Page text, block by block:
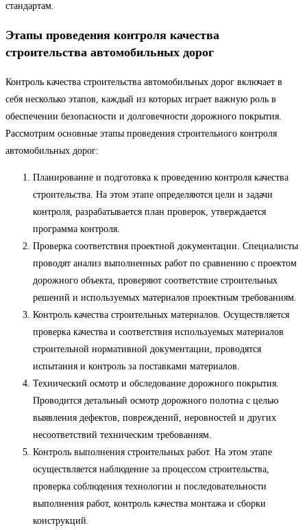
стандартам.
Этапы проведения контроля качества
строительства автомобильных дорог
Контроль качества строительства автомобильных дорог включает в
себя несколько этапов, каждый из которых играет важную роль в
обеспечении безопасности и долговечности дорожного покрытия.
Рассмотрим основные этапы проведения строительного контроля
автомобильных дорог:
Планирование и подготовка к проведению контроля качества
строительства. На этом этапе определяются цели и задачи
контроля, разрабатывается план проверок, утверждается
программа контроля.
Проверка соответствия проектной документации. Специалисты
проводят анализ выполненных работ по сравнению с проектом
дорожного объекта, проверяют соответствие строительных
решений и используемых материалов проектным требованиям.
Контроль качества строительных материалов. Осуществляется
проверка качества и соответствия используемых материалов
строительной нормативной документации, проводятся
испытания и контроль за поставками материалов.
Технический осмотр и обследование дорожного покрытия.
Проводится детальный осмотр дорожного полотна с целью
выявления дефектов, повреждений, неровностей и других
несоответствий техническим требованиям.
Контроль выполнения строительных работ. На этом этапе
осуществляется наблюдение за процессом строительства,
проверка соблюдения технологии и последовательности
выполнения работ, контроль качества монтажа и сборки
конструкций.